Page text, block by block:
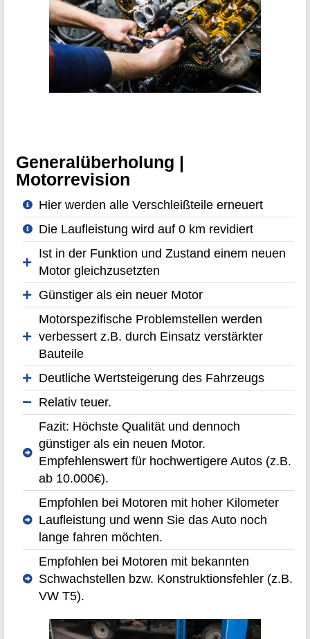
Generalüberholung |
Motorrevision
Hier werden alle Verschleißteile erneuert
Die Laufleistung wird auf 0 km revidiert
Ist in der Funktion und Zustand einem neuen
Motor gleichzusetzten
Günstiger als ein neuer Motor
Motorspezifische Problemstellen werden
verbessert z.B. durch Einsatz verstärkter
Bauteile
Deutliche Wertsteigerung des Fahrzeugs
Relativ teuer.
Fazit: Höchste Qualität und dennoch
günstiger als ein neuen Motor.
Empfehlenswert für hochwertigere Autos (z.B.
ab 10.000€).
Empfohlen bei Motoren mit hoher Kilometer
Laufleistung und wenn Sie das Auto noch
lange fahren möchten.
Empfohlen bei Motoren mit bekannten
Schwachstellen bzw. Konstruktionsfehler (z.B.
VW T5).